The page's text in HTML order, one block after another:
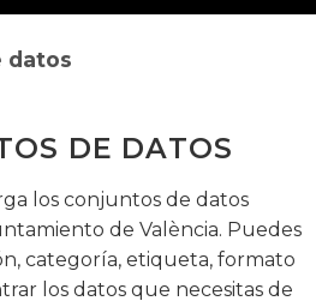
datos
DE DATOS
los conjuntos de datos
de València. Puedes
categoría, etiqueta, formato
los datos que necesitas de